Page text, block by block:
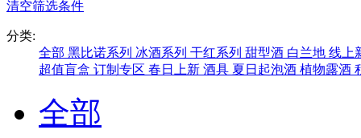
清空筛选条件
分类:
全部 黑比诺系列 冰酒系列 干红系列 甜型酒 白兰地 线上
超值盲盒 订制专区 春日上新 酒具 夏日起泡酒 植物露酒
全部